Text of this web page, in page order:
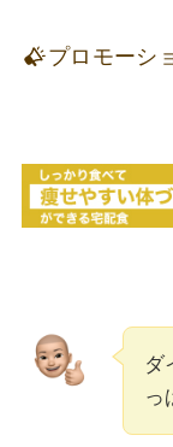
プロモーシ
ダ
っ